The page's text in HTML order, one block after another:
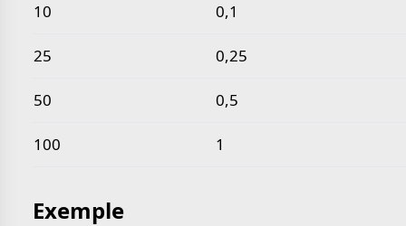
10 0,1
25 0,25
50 0,5
100 1
Exemple